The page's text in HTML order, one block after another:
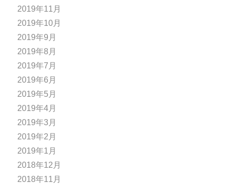
2019年11月
2019年10月
2019年9月
2019年8月
2019年7月
2019年6月
2019年5月
2019年4月
2019年3月
2019年2月
2019年1月
2018年12月
2018年11月